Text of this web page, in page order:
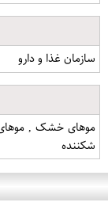
سازمان غذا و دارو
موهای خشک ,
شکننده